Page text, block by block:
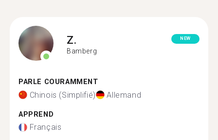
Z.
Bamberg
NEW
PARLE COURAMMENT
Chinois (Simplifié) Allemand
APPREND
Français